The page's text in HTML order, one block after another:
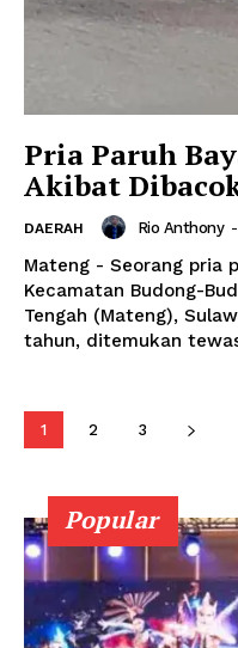
Pria Paruh
Akibat
DAERAH Rio Anthony -
Mateng - Seorang pria
Kecamatan Budong-
Tengah (Mateng),
tahun, ditemukan
1 2 3
Popular